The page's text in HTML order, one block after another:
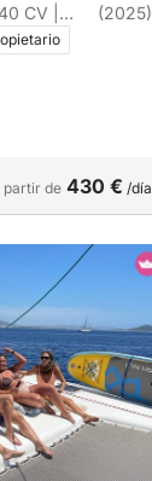
CV |
(2025)
partir de 430 € /día